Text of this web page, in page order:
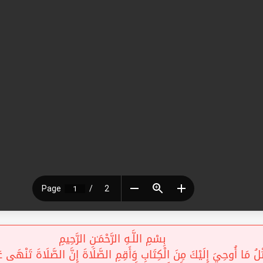
بِسْمِ اللَّـهِ الرَّحْمَـٰنِ الرَّحِيمِ
مَا أُوحِيَ إِلَيْكَ مِنَ الْكِتَابِ وَأَقِمِ الصَّلَاةَ إِنَّ الصَّلَاةَ